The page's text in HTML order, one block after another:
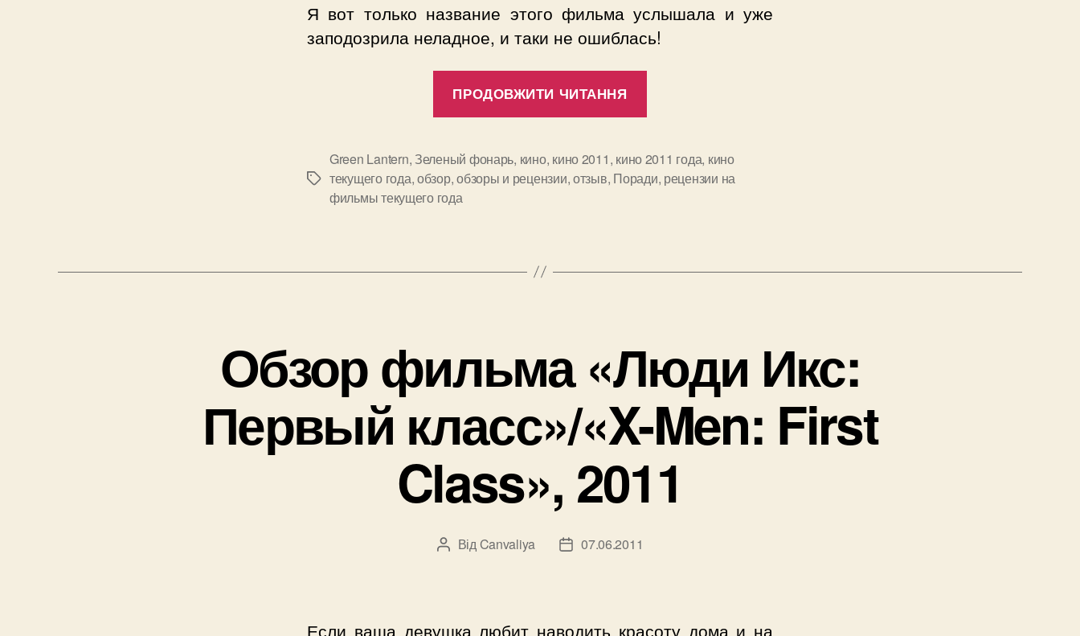
Я вот только название этого фильма услышала и уже
заподозрила неладное, и таки не ошиблась!
ПРОДОВЖИТИ ЧИТАННЯ
Green
Lantern
Позначки
Green Lantern, Зеленый фонарь, кино, кино 2011, кино 2011 года, кино
текущего года,обзор,обзоры и рецензии,отзыв, Поради, рецензии на
фильмы текущего года
Обзор фильма «Люди Икс:
Первый класс»/«X-Men: First
Class», 2011
Автор
ВідCanvaliya
Дата07.06.2011
Если ваша девушка любит наводить красоту дома и на